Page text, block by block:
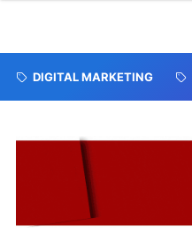
DIGITAL MARKETING